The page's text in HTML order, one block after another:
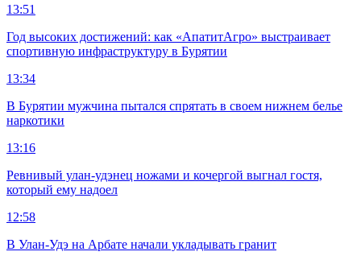
13:51
Год высоких достижений: как «АпатитАгро» выстраивает
спортивную инфраструктуру в Бурятии
13:34
В Бурятии мужчина пытался спрятать в своем нижнем белье
наркотики
13:16
Ревнивый улан-удэнец ножами и кочергой выгнал гостя,
который ему надоел
12:58
В Улан-Удэ на Арбате начали укладывать гранит